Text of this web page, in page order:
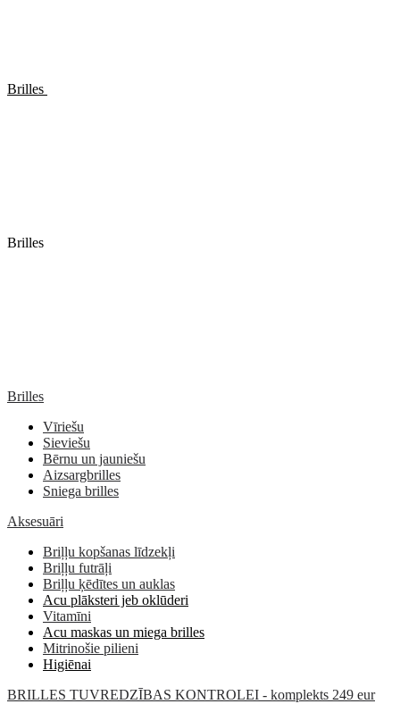
Brilles
Brilles
Brilles
Vīriešu
Sieviešu
Bērnu un jauniešu
Aizsargbrilles
Sniega brilles
Aksesuāri
Briļļu kopšanas līdzekļi
Briļļu futrāļi
Briļļu ķēdītes un auklas
Acu plāksteri jeb oklūderi
Vitamīni
Acu maskas un miega brilles
Mitrinošie pilieni
Higiēnai
BRILLES TUVREDZĪBAS KONTROLEI - komplekts 249 eur